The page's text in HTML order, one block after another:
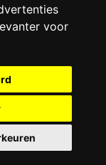
voor
pakket • Op werkdagen
swingshop.jpg 0547 - 262